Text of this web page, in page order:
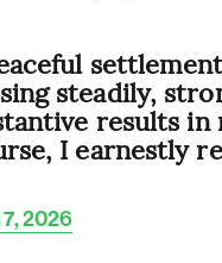
steadily,
results in
I earnestly
2026